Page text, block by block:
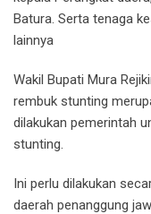
Batura. Serta tenaga
lainnya
Wakil Bupati Mura
rembuk stunting
dilakukan pemerintah
stunting.
Ini perlu dilakukan
daerah penanggung